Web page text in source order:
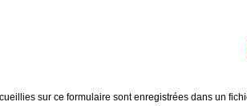
sur ce formulaire sont enregistrées dans un